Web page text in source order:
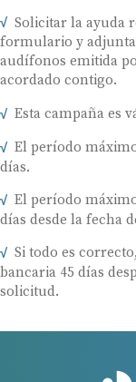
Solicitar la ayuda
formulario y
audífonos emitida
acordado contigo.
Esta campaña es
El período
días.
El período
días desde la fecha
Si todo es
bancaria 45 días
solicitud.